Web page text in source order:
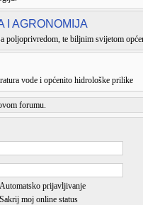
I AGRONOMIJA
poljoprivredom, te biljnim svijetom
vode i općenito hidrološke prilike
forumu.
Automatsko prijavljivanje
Sakrij moj online status